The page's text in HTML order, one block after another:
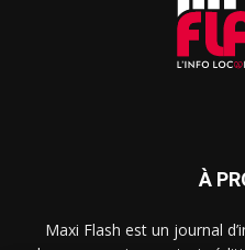
À
Maxi Flash est un journal